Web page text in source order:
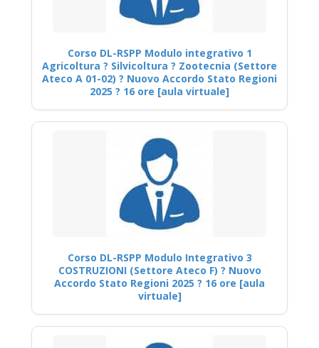
Corso DL-RSPP Modulo integrativo 1
Agricoltura ? Silvicoltura ? Zootecnia (Settore
Ateco A 01-02) ? Nuovo Accordo Stato Regioni
2025 ? 16 ore [aula virtuale]
Corso DL-RSPP Modulo Integrativo 3
COSTRUZIONI (Settore Ateco F) ? Nuovo
Accordo Stato Regioni 2025 ? 16 ore [aula
virtuale]